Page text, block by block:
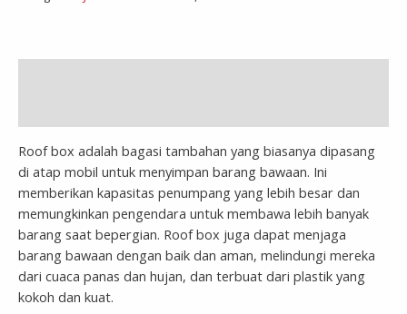
Roof box adalah bagasi tambahan yang biasanya dipasang
di atap mobil untuk menyimpan barang bawaan. Ini
memberikan kapasitas penumpang yang lebih besar dan
memungkinkan pengendara untuk membawa lebih banyak
barang saat bepergian. Roof box juga dapat menjaga
barang bawaan dengan baik dan aman, melindungi mereka
dari cuaca panas dan hujan, dan terbuat dari plastik yang
kokoh dan kuat.